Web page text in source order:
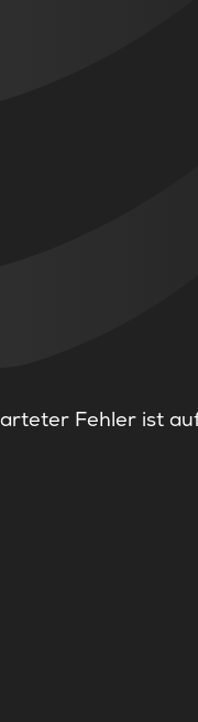
Fehler ist